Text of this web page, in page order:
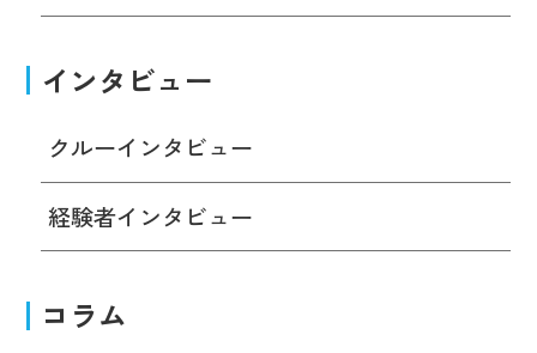
インタビュー
クルーインタビュー
経験者インタビュー
コラム